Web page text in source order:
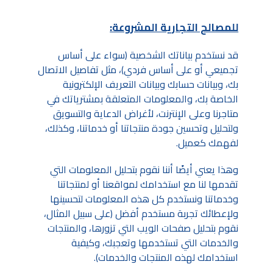
للمصالح التجارية المشروعة:
قد نستخدم بياناتك الشخصية (سواء على أساس
تجميعي أو على أساس فردي)، مثل تفاصيل الاتصال
بك، وبيانات حسابك وبيانات التعريف الإلكترونية
الخاصة بك، والمعلومات المتعلقة بمشترياتك في
متاجرنا وعلى الإنترنت، لأغراض الدعاية والتسويق
ولتحليل وتحسين جودة منتجاتنا أو خدماتنا، وكذلك،
لفهمك كعميل.
وهذا يعني أيضًا أننا نقوم بتحليل المعلومات التي
تقدمها لنا مع استخدامك لمواقعنا أو لمنتجاتنا
وخدماتنا ونستخدم كل هذه المعلومات لتحسينها
ولإعطائك تجربة مستخدم أفضل (على سبيل المثال،
نقوم بتحليل صفحات الويب التي تزورها، والمنتجات
والخدمات التي تستخدمها وتعجبك، وكيفية
استخدامك لهذه المنتجات والخدمات).